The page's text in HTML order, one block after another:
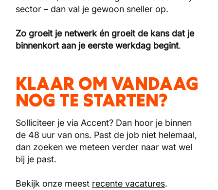
sector – dan val je gewoon sneller op.
Zo groeit je netwerk én groeit de kans dat je
binnenkort aan je eerste werkdag begint.
KLAAR OM VANDAAG
NOG TE STARTEN?
Solliciteer je via Accent? Dan hoor je binnen
de 48 uur van ons. Past de job niet helemaal,
dan zoeken we meteen verder naar wat wel
bij je past.
Bekijk onze meest recente vacatures.